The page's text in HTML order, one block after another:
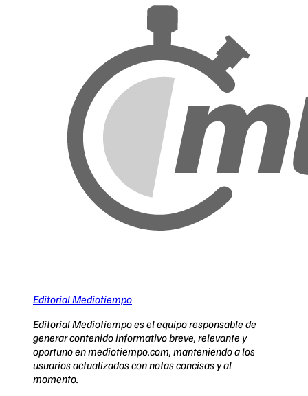
Editorial Mediotiempo
Editorial Mediotiempo es el equipo responsable de
generar contenido informativo breve, relevante y
oportuno en mediotiempo.com, manteniendo a los
usuarios actualizados con notas concisas y al
momento.